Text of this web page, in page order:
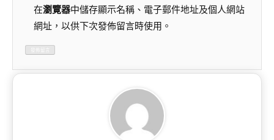
在瀏覽器中儲存顯示名稱、電子郵件地址及個人網站
網址，以供下次發佈留言時使用。